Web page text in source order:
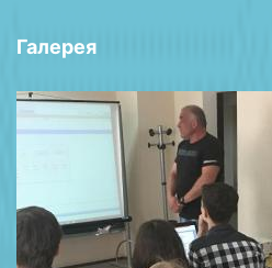
Галерея